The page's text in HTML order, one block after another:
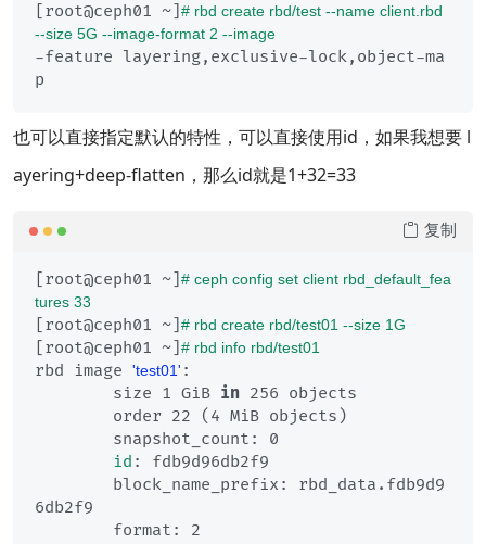
[root@ceph01 ~] # rbd create rbd/test --name client.rbd
--size 5G --image-format 2 --image
-feature layering,exclusive-lock,object-ma
也可以直接指定默认的特性，可以直接使用id，如果我想要 l
ayering+deep-flatten，那么id就是1+32=33
[root@ceph01 ~] # ceph config set client rbd_default_fea
tures 33
[root@ceph01 ~] # rbd create rbd/test01 --size 1G
[root@ceph01 ~] # rbd info rbd/test01
rbd image 'test01' :
	size 1 GiB
in 256 objects
id : fdb9d96db2f9
6db2f9
复制